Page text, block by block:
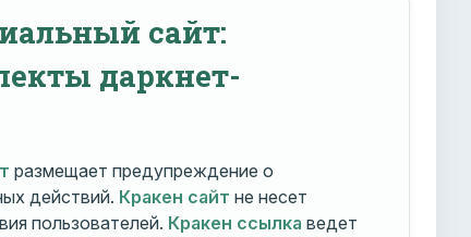
сайт:
даркнет-
размещает предупреждение о
действий. Кракен сайт не несет
пользователей. Кракен ссылка ведет